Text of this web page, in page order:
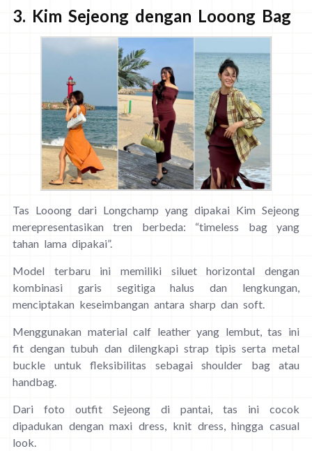
3. Kim Sejeong dengan Looong Bag
Tas Looong dari Longchamp yang dipakai Kim Sejeong
merepresentasikan tren berbeda: “timeless bag yang
tahan lama dipakai”.
Model terbaru ini memiliki siluet horizontal dengan
kombinasi garis segitiga halus dan lengkungan,
menciptakan keseimbangan antara sharp dan soft.
Menggunakan material calf leather yang lembut, tas ini
fit dengan tubuh dan dilengkapi strap tipis serta metal
buckle untuk fleksibilitas sebagai shoulder bag atau
handbag.
Dari foto outfit Sejeong di pantai, tas ini cocok
dipadukan dengan maxi dress, knit dress, hingga casual
look.